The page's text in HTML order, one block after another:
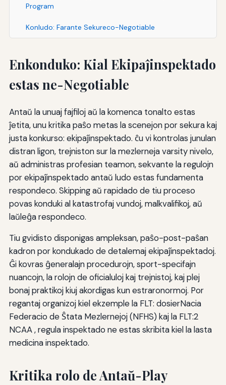
Program
Konludo: Farante Sekureco-Negotiable
Enkonduko: Kial Ekipaĵinspektado
estas ne-Negotiable
Antaŭ la unuaj fajfiloj aŭ la komenca tonalto estas
ĵetita, unu kritika paŝo metas la scenejon por sekura kaj
justa konkurso: ekipaĵinspektado. ĉu vi kontrolas junulan
distran ligon, trejniston sur la mezlerneja varsity nivelo,
aŭ administras profesian teamon, sekvante la regulojn
por ekipaĵinspektado antaŭ ludo estas fundamenta
respondeco. Skipping aŭ rapidado de tiu proceso
povas konduki al katastrofaj vundoj, malkvalifikoj, aŭ
laŭleĝa respondeco.
Tiu gvidisto disponigas ampleksan, paŝo-post-paŝan
kadron por kondukado de detalemaj ekipaĵinspektadoj.
Ĝi kovras ĝeneralajn procedurojn, sport-specifajn
nuancojn, la rolojn de oficialuloj kaj trejnistoj, kaj plej
bonaj praktikoj kiuj akordigas kun estraronormoj. Por
regantaj organizoj kiel ekzemple la FLT: dosierNacia
Federacio de Ŝtata Mezlernejoj (NFHS) kaj la FLT:2
NCAA , regula inspektado ne estas skribita kiel la lasta
medicina inspektado.
Kritika rolo de Antaŭ-Play